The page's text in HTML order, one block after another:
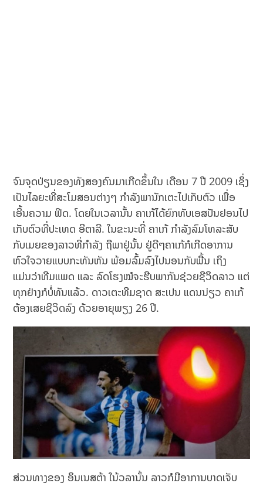
ຈົນຈຸດປ່ຽນຂອງທັງສອງຄົນມາເກີດຂຶ້ນໃນ ເດືອນ 7 ປີ 2009 ເຊິ່ງ
ເປັນໄລຍະທີ່ສະໂມສອນຕ່າງໆ ກຳລັງພານັກເຕະໄປເກັບຕົວ ເພື່ອ
ເອີ້ນຄວາມ ຟິດ. ໂດຍໃນເວລານັ້ນ ຄາເກ້ໄດ້ຍົກທັບເອສປັນຢອນໄປ
ເກັບຕົວທີ່ປະເທດ ອີຕາລີ. ໃນຂະນະທີ່ ຄາເກ້ ກຳລັງລົມໂທລະສັບ
ກັບເມຍຂອງລາວທີ່ກຳລັງ ຖືພາຢູ່ນັ້ນ ຢູ່ດີໆຄາເກ້ກໍເກີດອາການ
ຫົວໃຈວາຍແບບກະທັນຫັນ ພ້ອມລົ້ມລົງໄປນອນກັບພື້ນ ເຖິງ
ແມ່ນວ່າທີມແພດ ແລະ ລົດໂຮງໝໍຈະຮີບພາກັນຊ່ວຍຊີວິດລາວ ແຕ່
ທຸກຢ່າງກໍບໍ່ທັນແລ້ວ. ດາວເຕະທີມຊາດ ສະເປນ ແດນນ່ຽວ ຄາເກ້
ຕ້ອງເສຍຊີວິດລົງ ດ້ວຍອາຍຸພຽງ 26 ປີ.
ສ່ວນທາງຂອງ ອິນເນສຕ້າ ໃນ້ວລານັ້ນ ລາວກໍມີອາການບາດເຈັບ